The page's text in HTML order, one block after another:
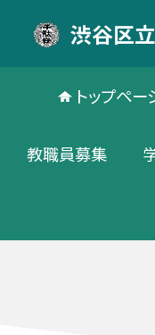
渋谷区
トップペー
教職員募集